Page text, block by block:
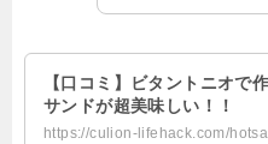
【口コミ】ビタントニオで
サンドが超美味しい！！
https://culion-lifehack.com/